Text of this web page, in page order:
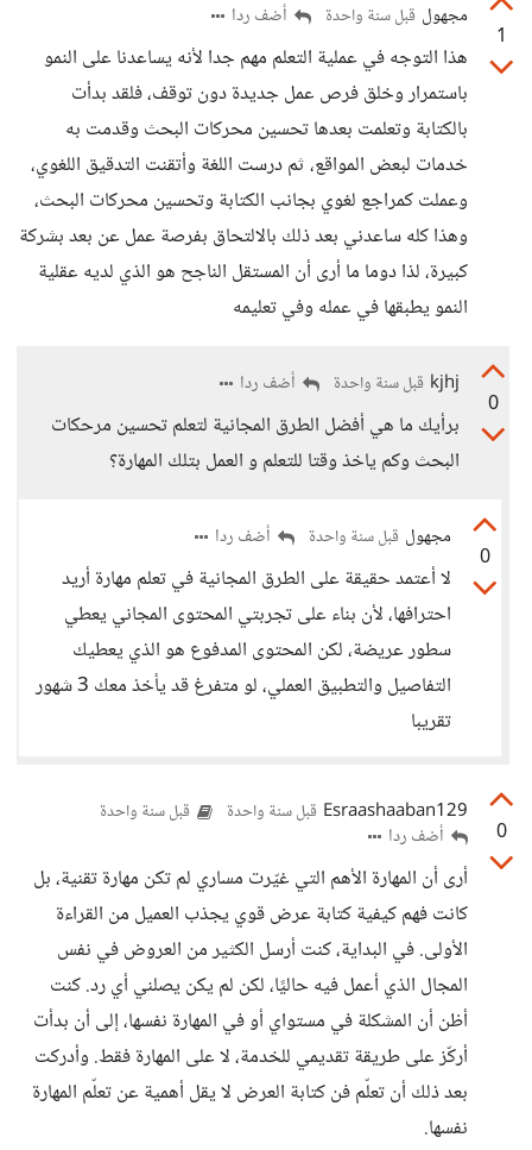
1
مجهول قبل سنة واحدة أضف ردا
هذا التوجه في عملية التعلم مهم جدا لأنه يساعدنا على النمو
باستمرار وخلق فرص عمل جديدة دون توقف، فلقد بدأت
بالكتابة وتعلمت بعدها تحسين محركات البحث وقدمت به
خدمات لبعض المواقع، ثم درست اللغة وأتقنت التدقيق اللغوي،
وعملت كمراجع لغوي بجانب الكتابة وتحسين محركات البحث،
وهذا كله ساعدني بعد ذلك بالالتحاق بفرصة عمل عن بعد بشركة
كبيرة، لذا دوما ما أرى أن المستقل الناجح هو الذي لديه عقلية
النمو يطبقها في عمله وفي تعليمه
0
kjhj قبل سنة واحدة أضف ردا
برأيك ما هي أفضل الطرق المجانية لتعلم تحسين مرحكات
البحث وكم ياخذ وقتا للتعلم و العمل بتلك المهارة؟
0
مجهول قبل سنة واحدة أضف ردا
لا أعتمد حقيقة على الطرق المجانية في تعلم مهارة أريد
احترافها، لأن بناء على تجربتي المحتوى المجاني يعطي
سطور عريضة، لكن المحتوى المدفوع هو الذي يعطيك
التفاصيل والتطبيق العملي، لو متفرغ قد يأخذ معك 3 شهور
تقريبا
0
Esraashaaban129 قبل سنة واحدة قبل سنة واحدة
أضف ردا
أرى أن المهارة الأهم التي غيّرت مساري لم تكن مهارة تقنية، بل
كانت فهم كيفية كتابة عرض قوي يجذب العميل من القراءة
الأولى. في البداية، كنت أرسل الكثير من العروض في نفس
المجال الذي أعمل فيه حاليًا، لكن لم يكن يصلني أي رد. كنت
أظن أن المشكلة في مستواي أو في المهارة نفسها، إلى أن بدأت
أركّز على طريقة تقديمي للخدمة، لا على المهارة فقط. وأدركت
بعد ذلك أن تعلّم فن كتابة العرض لا يقل أهمية عن تعلّم المهارة
نفسها.